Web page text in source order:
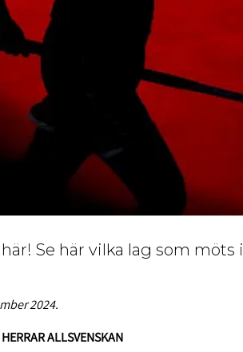
Se här vilka lag som möts i
2024.
HERRAR ALLSVENSKAN